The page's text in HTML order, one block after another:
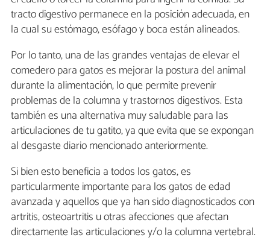
tracto digestivo permanece en la posición adecuada, en
la cual su estómago, esófago y boca están alineados.
Por lo tanto, una de las grandes ventajas de elevar el
comedero para gatos es mejorar la postura del animal
durante la alimentación, lo que permite prevenir
problemas de la columna y trastornos digestivos. Esta
también es una alternativa muy saludable para las
articulaciones de tu gatito, ya que evita que se expongan
al desgaste diario mencionado anteriormente.
Si bien esto beneficia a todos los gatos, es
particularmente importante para los gatos de edad
avanzada y aquellos que ya han sido diagnosticados con
artritis, osteoartritis u otras afecciones que afectan
directamente las articulaciones y/o la columna vertebral.